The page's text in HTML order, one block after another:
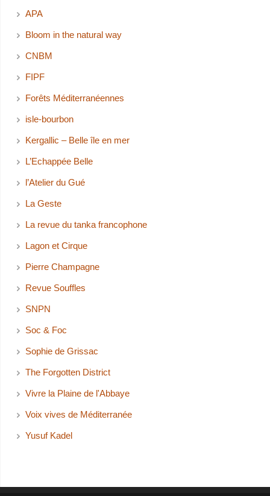
APA
Bloom in the natural way
CNBM
FIPF
Forêts Méditerranéennes
isle-bourbon
Kergallic – Belle île en mer
L’Echappée Belle
l’Atelier du Gué
La Geste
La revue du tanka francophone
Lagon et Cirque
Pierre Champagne
Revue Souffles
SNPN
Soc & Foc
Sophie de Grissac
The Forgotten District
Vivre la Plaine de l'Abbaye
Voix vives de Méditerranée
Yusuf Kadel